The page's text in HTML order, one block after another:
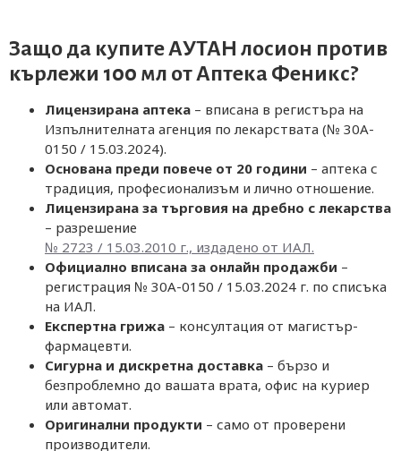
Защо да купите АУТАН лосион против
кърлежи 100 мл отАптека Феникс?
Лицензирана аптека – вписана в регистъра на
Изпълнителната агенция по лекарствата (№ 30A-
0150 / 15.03.2024).
Основана преди повече от 20 години – аптека с
традиция, професионализъм и лично отношение.
Лицензирана за търговия на дребно с лекарства
– разрешение
№ 2723 / 15.03.2010 г., издадено от ИАЛ.
Официално вписана за онлайн продажби –
регистрация № 30A-0150 / 15.03.2024 г. по списъка
на ИАЛ.
Експертна грижа – консултация от магистър-
фармацевти.
Сигурна и дискретна доставка – бързо и
безпроблемно до вашата врата, офис на куриер
или автомат.
Оригинални продукти – само от проверени
производители.